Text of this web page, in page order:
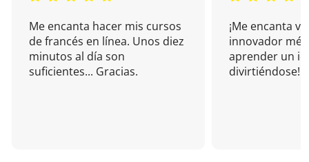
Me encanta hacer mis cursos
de francés en línea. Unos diez
minutos al día son
suficientes... Gracias.
¡Me encanta
innovador
aprender un
divirtiéndose!